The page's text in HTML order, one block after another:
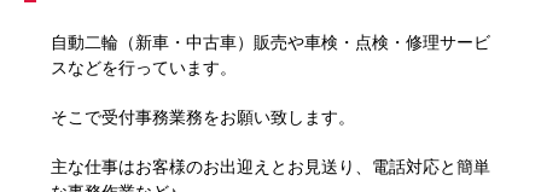
自動二輪（新車・中古車）販売や車検・点検・修理サービ
スなどを行っています。
そこで受付事務業務をお願い致します。
主な仕事はお客様のお出迎えとお見送り、電話対応と簡単